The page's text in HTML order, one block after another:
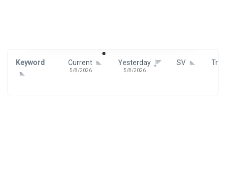
Keyword Current
5/8/2026
Yesterday
5/8/2026
SV